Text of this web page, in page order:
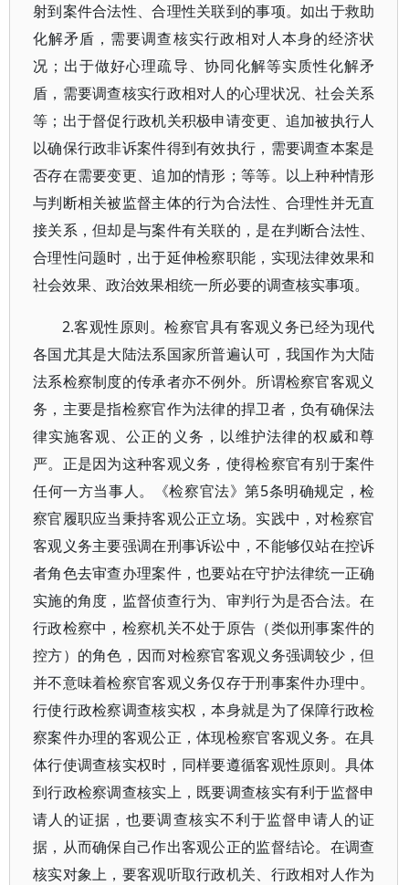
射到案件合法性、合理性关联到的事项。如出于救助
化解矛盾，需要调查核实行政相对人本身的经济状
况；出于做好心理疏导、协同化解等实质性化解矛
盾，需要调查核实行政相对人的心理状况、社会关系
等；出于督促行政机关积极申请变更、追加被执行人
以确保行政非诉案件得到有效执行，需要调查本案是
否存在需要变更、追加的情形；等等。以上种种情形
与判断相关被监督主体的行为合法性、合理性并无直
接关系，但却是与案件有关联的，是在判断合法性、
合理性问题时，出于延伸检察职能，实现法律效果和
社会效果、政治效果相统一所必要的调查核实事项。
2.客观性原则。检察官具有客观义务已经为现代
各国尤其是大陆法系国家所普遍认可，我国作为大陆
法系检察制度的传承者亦不例外。所谓检察官客观义
务，主要是指检察官作为法律的捍卫者，负有确保法
律实施客观、公正的义务，以维护法律的权威和尊
严。正是因为这种客观义务，使得检察官有别于案件
任何一方当事人。《检察官法》第5条明确规定，检
察官履职应当秉持客观公正立场。实践中，对检察官
客观义务主要强调在刑事诉讼中，不能够仅站在控诉
者角色去审查办理案件，也要站在守护法律统一正确
实施的角度，监督侦查行为、审判行为是否合法。在
行政检察中，检察机关不处于原告（类似刑事案件的
控方）的角色，因而对检察官客观义务强调较少，但
并不意味着检察官客观义务仅存于刑事案件办理中。
行使行政检察调查核实权，本身就是为了保障行政检
察案件办理的客观公正，体现检察官客观义务。在具
体行使调查核实权时，同样要遵循客观性原则。具体
到行政检察调查核实上，既要调查核实有利于监督申
请人的证据，也要调查核实不利于监督申请人的证
据，从而确保自己作出客观公正的监督结论。在调查
核实对象上，要客观听取行政机关、行政相对人作为